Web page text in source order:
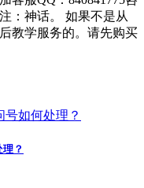
：神话。 如果不是从
教学服务的。请先购买
？